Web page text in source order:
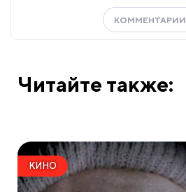
КОММЕНТАРИИ
Читайте также:
КИНО